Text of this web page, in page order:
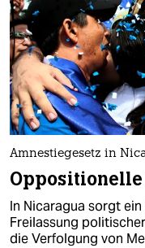
Amnestiegesetz in
Oppositionelle
In Nicaragua sorgt
Freilassung
die Verfolgung von